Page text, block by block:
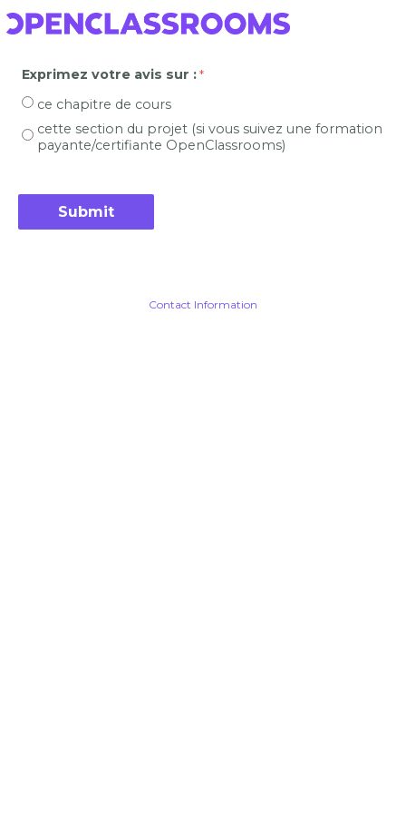
Exprimez votre avis sur :
ce chapitre de cours
cette section du projet (si vous suivez une formation
payante/certifiante OpenClassrooms)
Contact Information